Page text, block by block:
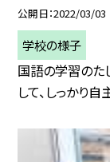
公開日 2022/03/03
学校の様子
国語の学習のた
して、しっかり